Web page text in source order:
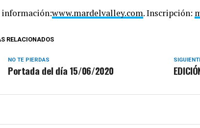
información:www.mardelvalley.com. Inscripción: ​
RELACIONADOS
NO TE PIERDAS
Portada del día 15/06/2020